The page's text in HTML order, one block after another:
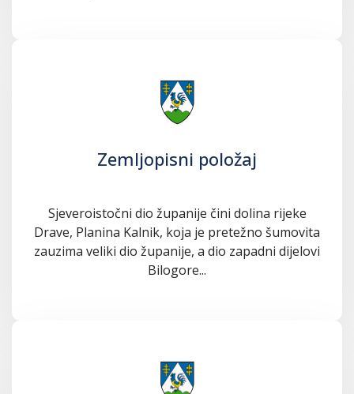
Zemljopisni položaj
Sjeveroistočni dio županije čini dolina rijeke
Drave, Planina Kalnik, koja je pretežno šumovita
zauzima veliki dio županije, a dio zapadni dijelovi
Bilogore...